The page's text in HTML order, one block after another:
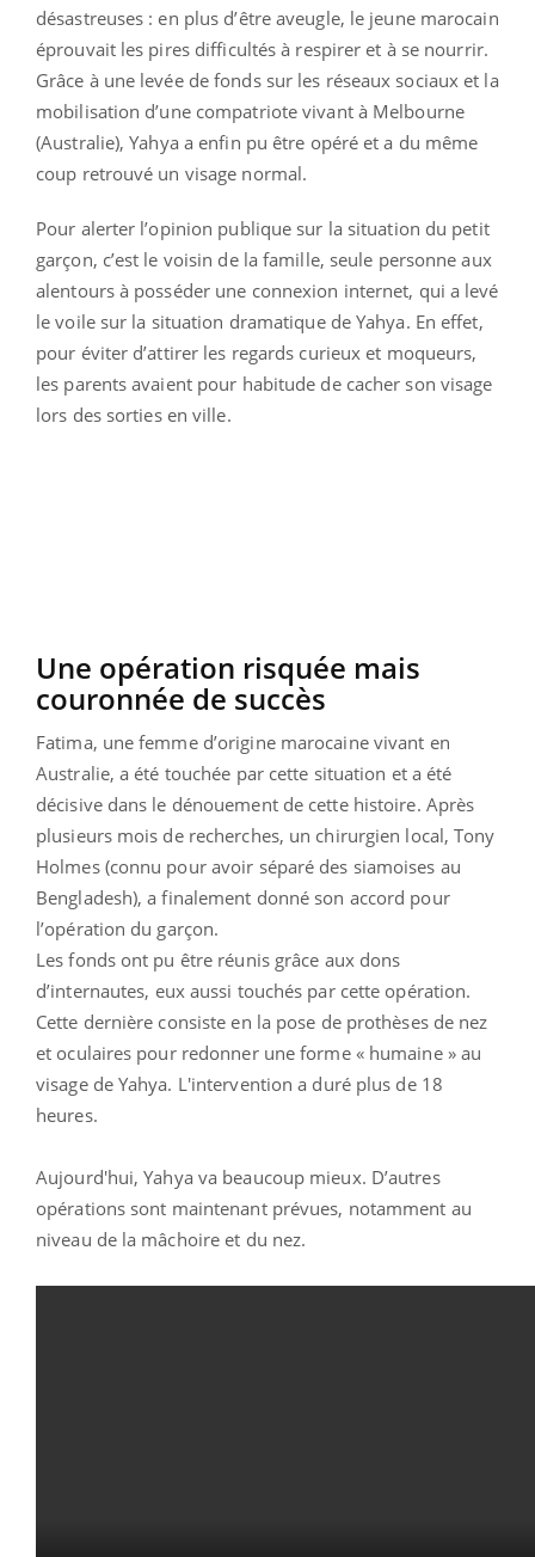
désastreuses : en plus d’être aveugle, le jeune marocain
éprouvait les pires difficultés à respirer et à se nourrir.
Grâce à une levée de fonds sur les réseaux sociaux et la
mobilisation d’une compatriote vivant à Melbourne
(Australie), Yahya a enfin pu être opéré et a du même
coup retrouvé un visage normal.
Pour alerter l’opinion publique sur la situation du petit
garçon, c’est le voisin de la famille, seule personne aux
alentours à posséder une connexion internet, qui a levé
le voile sur la situation dramatique de Yahya. En effet,
pour éviter d’attirer les regards curieux et moqueurs,
les parents avaient pour habitude de cacher son visage
lors des sorties en ville.
Une opération risquée mais
couronnée de succès
Fatima, une femme d’origine marocaine vivant en
Australie, a été touchée par cette situation et a été
décisive dans le dénouement de cette histoire. Après
plusieurs mois de recherches, un chirurgien local, Tony
Holmes (connu pour avoir séparé des siamoises au
Bengladesh), a finalement donné son accord pour
l’opération du garçon.
Les fonds ont pu être réunis grâce aux dons
d’internautes, eux aussi touchés par cette opération.
Cette dernière consiste en la pose de prothèses de nez
et oculaires pour redonner une forme « humaine » au
visage de Yahya. L'intervention a duré plus de 18
heures.
Aujourd'hui, Yahya va beaucoup mieux. D’autres
opérations sont maintenant prévues, notamment au
niveau de la mâchoire et du nez.